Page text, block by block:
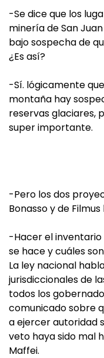
-Se dice que los
minería de San
bajo sospecha de
¿Es así?
-Sí. lógicamente
montaña hay
reservas glaciares,
super importante.
-Pero los dos
Bonasso y de
-Hacer el
se hace y cuáles
La ley nacional
jurisdiccionales de
todos los
comunicado sobre
a ejercer autoridad
veto haya sido mal
Maffei.